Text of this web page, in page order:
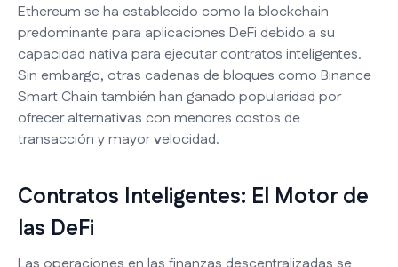
Ethereum se ha establecido como la blockchain
predominante para aplicaciones DeFi debido a su
capacidad nativa para ejecutar contratos inteligentes.
Sin embargo, otras cadenas de bloques como Binance
Smart Chain también han ganado popularidad por
ofrecer alternativas con menores costos de
transacción y mayor velocidad.
Contratos Inteligentes: El Motor de
las DeFi